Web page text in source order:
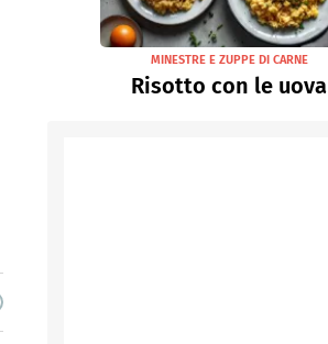
MINESTRE E ZUPPE DI CARNE
Risotto con le uova